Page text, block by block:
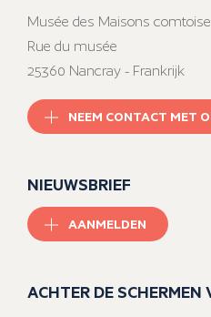
Musée des Maisons
Rue du musée
25360 Nancray - Frankrijk
NEEM CONTACT MET
NIEUWSBRIEF
AANMELDEN
ACHTER DE SCHERMEN